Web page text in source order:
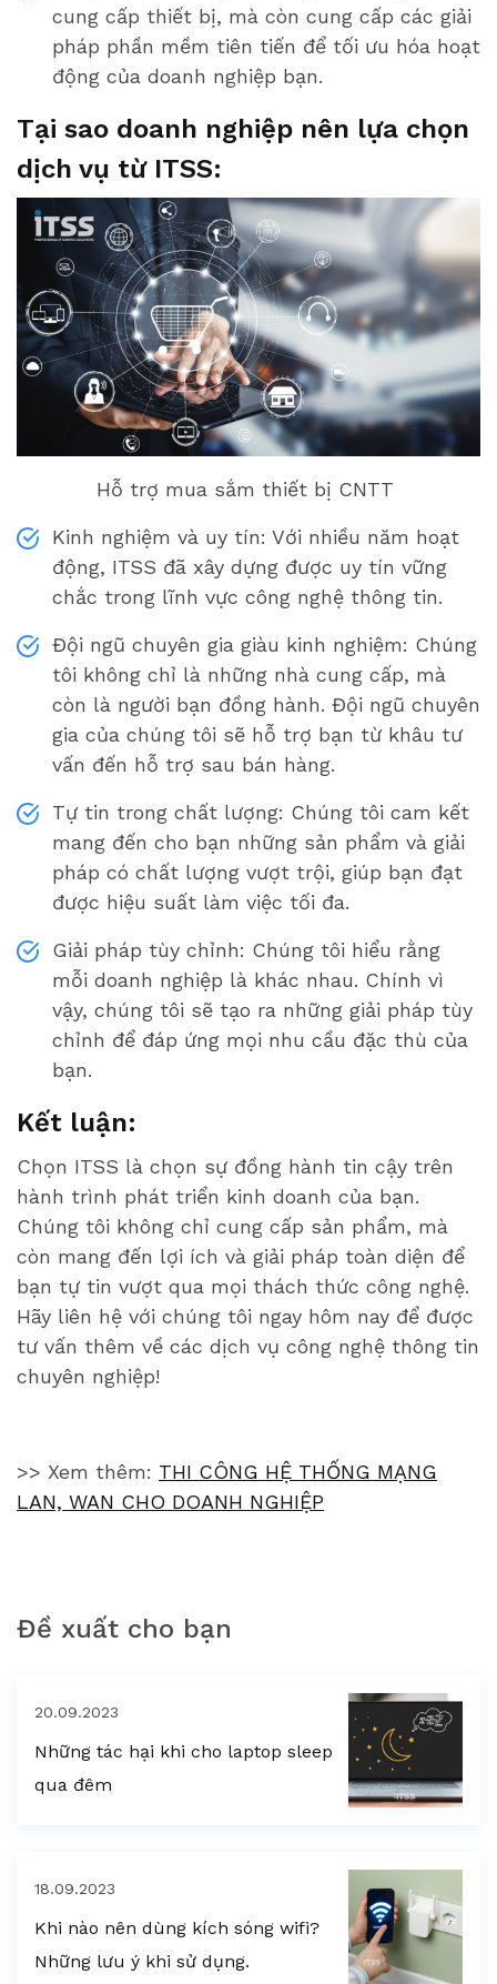
cung cấp thiết bị, mà còn cung cấp các giải
pháp phần mềm tiên tiến để tối ưu hóa hoạt
động của doanh nghiệp bạn.
Tại sao doanh nghiệp nên lựa chọn
dịch vụ từ ITSS:
Hỗ trợ mua sắm thiết bị CNTT
Kinh nghiệm và uy tín: Với nhiều năm hoạt
động, ITSS đã xây dựng được uy tín vững
chắc trong lĩnh vực công nghệ thông tin.
Đội ngũ chuyên gia giàu kinh nghiệm: Chúng
tôi không chỉ là những nhà cung cấp, mà
còn là người bạn đồng hành. Đội ngũ chuyên
gia của chúng tôi sẽ hỗ trợ bạn từ khâu tư
vấn đến hỗ trợ sau bán hàng.
Tự tin trong chất lượng: Chúng tôi cam kết
mang đến cho bạn những sản phẩm và giải
pháp có chất lượng vượt trội, giúp bạn đạt
được hiệu suất làm việc tối đa.
Giải pháp tùy chỉnh: Chúng tôi hiểu rằng
mỗi doanh nghiệp là khác nhau. Chính vì
vậy, chúng tôi sẽ tạo ra những giải pháp tùy
chỉnh để đáp ứng mọi nhu cầu đặc thù của
bạn.
Kết luận:
Chọn ITSS là chọn sự đồng hành tin cậy trên
hành trình phát triển kinh doanh của bạn.
Chúng tôi không chỉ cung cấp sản phẩm, mà
còn mang đến lợi ích và giải pháp toàn diện để
bạn tự tin vượt qua mọi thách thức công nghệ.
Hãy liên hệ với chúng tôi ngay hôm nay để được
tư vấn thêm về các dịch vụ công nghệ thông tin
chuyên nghiệp!
>> Xem thêm: THI CÔNG HỆ THỐNG MẠNG
LAN, WAN CHO DOANH NGHIỆP
Đề xuất cho bạn
20.09.2023
Những tác hại khi cho laptop sleep
qua đêm
18.09.2023
Khi nào nên dùng kích sóng wifi?
Những lưu ý khi sử dụng.